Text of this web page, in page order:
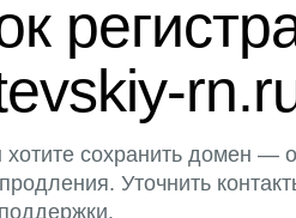
сохранить домен —
Уточнить